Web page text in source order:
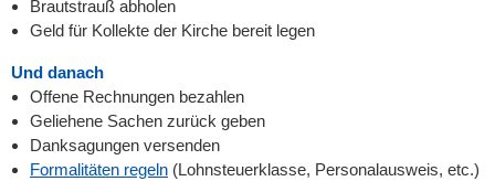
Brautstrauß abholen
Geld für Kollekte der Kirche bereit legen
Und danach
Offene Rechnungen bezahlen
Geliehene Sachen zurück geben
Danksagungen versenden
Formalitäten regeln (Lohnsteuerklasse, Personalausweis, etc.)